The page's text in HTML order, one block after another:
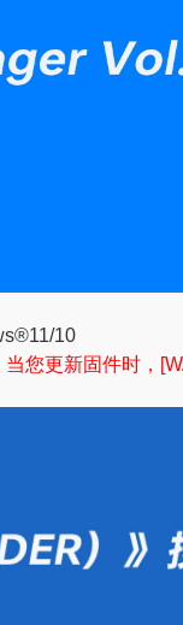
10
您更新固件时，